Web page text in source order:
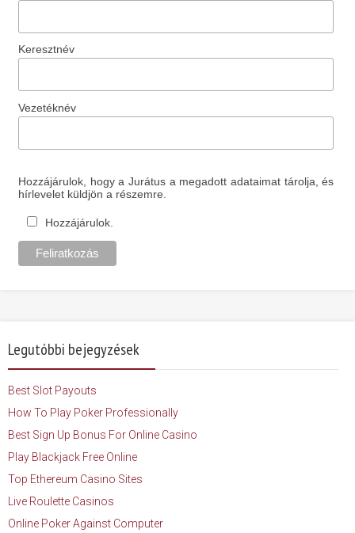
Keresztnév
Vezetéknév
Hozzájárulok, hogy a Jurátus a megadott adataimat tárolja, és
hírlevelet küldjön a részemre.
Hozzájárulok.
Legutóbbi bejegyzések
Best Slot Payouts
How To Play Poker Professionally
Best Sign Up Bonus For Online Casino
Play Blackjack Free Online
Top Ethereum Casino Sites
Live Roulette Casinos
Online Poker Against Computer